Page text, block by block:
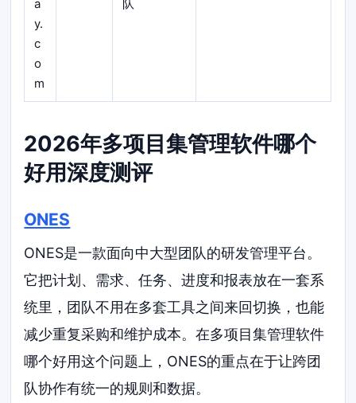
a
y.
c
o
m
队
2026年多项目集管理软件哪个
好用深度测评
ONES
ONES是一款面向中大型团队的研发管理平台。
它把计划、需求、任务、进度和报表放在一套系
统里，团队不用在多套工具之间来回切换，也能
减少重复采购和维护成本。在多项目集管理软件
哪个好用这个问题上，ONES的重点在于让跨团
队协作有统一的规则和数据。